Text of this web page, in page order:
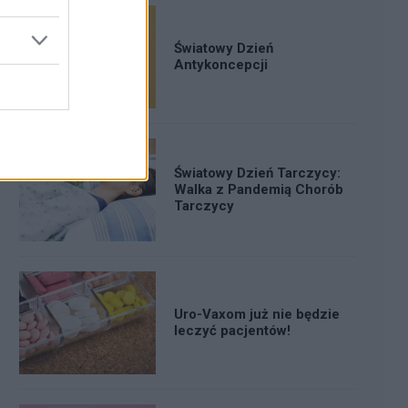
Światowy Dzień
Antykoncepcji
Światowy Dzień Tarczycy:
Walka z Pandemią Chorób
Tarczycy
Uro-Vaxom już nie będzie
leczyć pacjentów!